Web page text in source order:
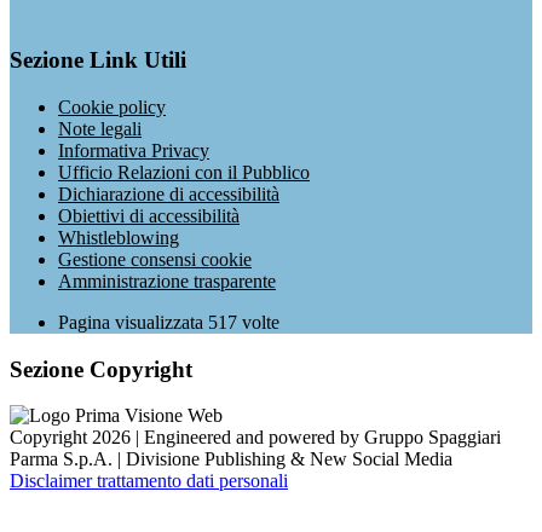
Sezione Link Utili
Cookie policy
Note legali
Informativa Privacy
Ufficio Relazioni con il Pubblico
Dichiarazione di accessibilità
Obiettivi di accessibilità
Whistleblowing
Gestione consensi cookie
Amministrazione trasparente
Pagina visualizzata 517 volte
Sezione Copyright
Copyright 2026 | Engineered and powered by Gruppo Spaggiari
Parma S.p.A. | Divisione Publishing & New Social Media
Disclaimer trattamento dati personali